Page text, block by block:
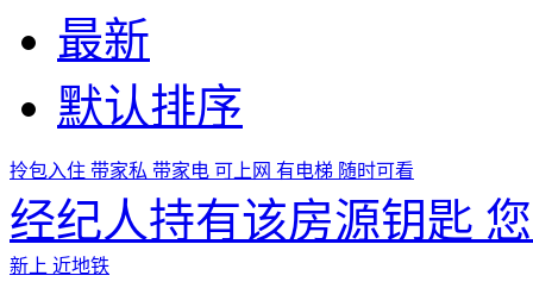
最新
默认排序
拎包入住 带家私 带家电 可上网 有电梯 随时可看
经纪人持有该房源钥匙
新上 近地铁